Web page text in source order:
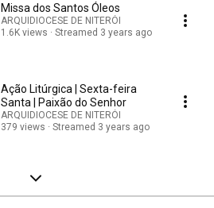
Missa dos Santos Óleos
ARQUIDIOCESE DE NITERÓI
1.6K views
Streamed 3 years ago
Ação Litúrgica | Sexta-feira
Santa | Paixão do Senhor
ARQUIDIOCESE DE NITERÓI
379 views
Streamed 3 years ago